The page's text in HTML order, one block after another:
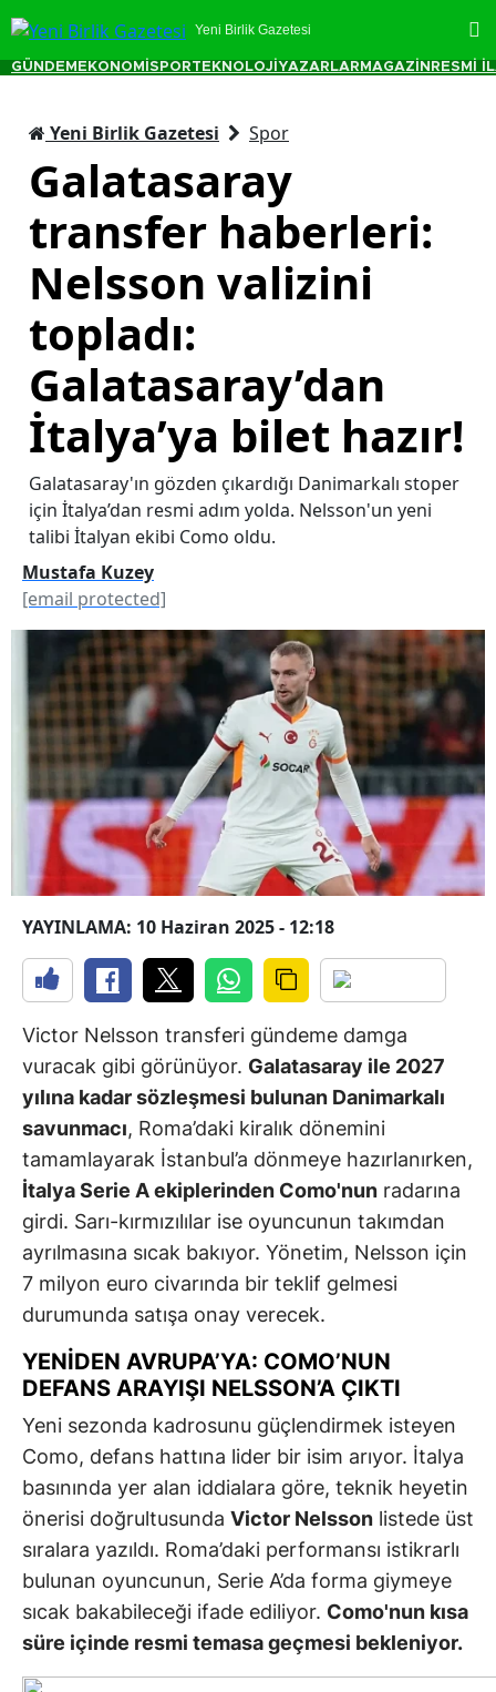
Yeni Birlik Gazetesi
GÜNDEM EKONOMİ SPORTEKNOLOJİ YAZARLAR MAGAZİN RESMİ
Yeni Birlik Gazetesi Spor
Galatasaray
transfer haberleri:
Nelsson valizini
topladı:
Galatasaray’dan
İtalya’ya bilet hazır!
Galatasaray'ın gözden çıkardığı Danimarkalı stoper
için İtalya’dan resmi adım yolda. Nelsson'un yeni
talibi İtalyan ekibi Como oldu.
Mustafa Kuzey
[email protected]
YAYINLAMA: 10 Haziran 2025 - 12:18
Victor Nelsson transferi gündeme damga
vuracak gibi görünüyor. Galatasaray ile 2027
yılına kadar sözleşmesi bulunan Danimarkalı
savunmacı, Roma’daki kiralık dönemini
tamamlayarak İstanbul’a dönmeye hazırlanırken,
İtalya Serie A ekiplerinden Como'nun radarına
girdi. Sarı-kırmızılılar ise oyuncunun takımdan
ayrılmasına sıcak bakıyor. Yönetim, Nelsson için
7 milyon euro civarında bir teklif gelmesi
durumunda satışa onay verecek.
YENİDEN AVRUPA’YA: COMO’NUN
DEFANS ARAYIŞI NELSSON’A ÇIKTI
Yeni sezonda kadrosunu güçlendirmek isteyen
Como, defans hattına lider bir isim arıyor. İtalya
basınında yer alan iddialara göre, teknik heyetin
önerisi doğrultusunda Victor Nelsson listede üst
sıralara yazıldı. Roma’daki performansı istikrarlı
bulunan oyuncunun, Serie A’da forma giymeye
sıcak bakabileceği ifade ediliyor. Como'nun kısa
süre içinde resmi temasa geçmesi bekleniyor.